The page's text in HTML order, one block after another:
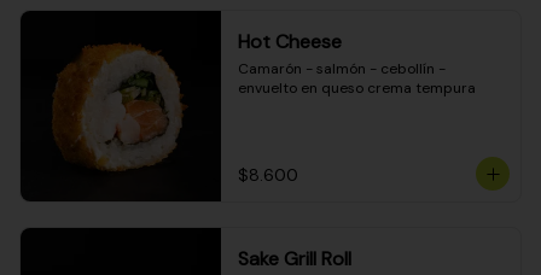
Hot Cheese
Camarón - salmón - cebollín -
envuelto en queso crema tempura
$8.600
Sake Grill Roll